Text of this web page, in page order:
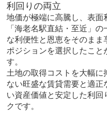
利回りの両立
地価が極端に高騰し、表面
「海老名駅直結・至近」
な利便性と恩恵をそのまま
ポジションを選択したこ
す。
土地の取得コストを大幅に
ない旺盛な賃貸需要と適
い資産価値と安定した利
クです。